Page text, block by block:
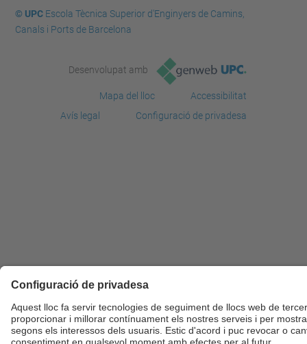
© UPCEscola Tècnica Superior d'Enginyers de Camins,
Canals i Ports de Barcelona
Desenvolupat amb
Mapa del lloc
Accessibilitat
Avís legal
Configuració de privadesa